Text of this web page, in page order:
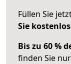
Füllen Sie
Sie
Bis zu 60 %
finden Sie